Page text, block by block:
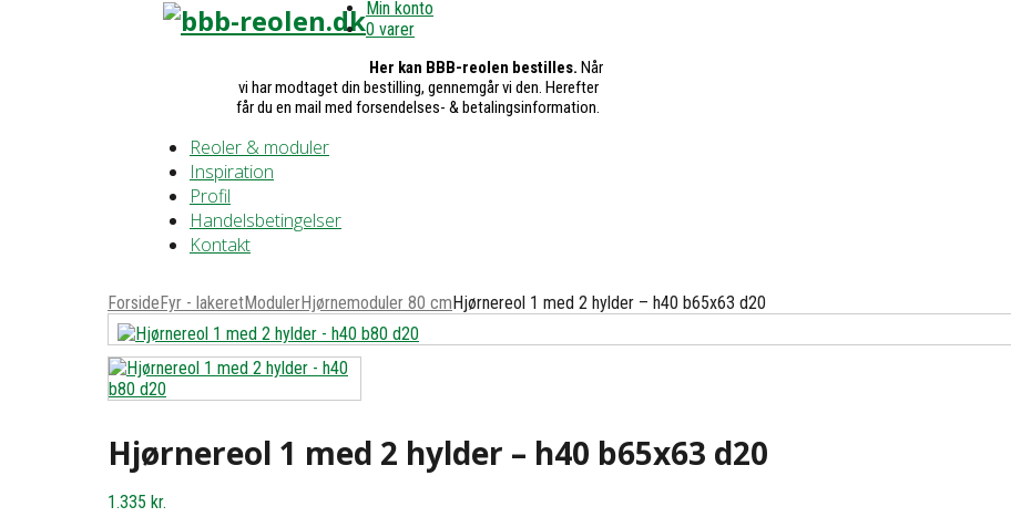
Min konto
0 varer
Her kan BBB-reolen bestilles. Når
vi har modtaget din bestilling, gennemgår vi den. Herefter
får du en mail med forsendelses- & betalingsinformation.
Reoler & moduler
Inspiration
Profil
Handelsbetingelser
Kontakt
ForsideFyr - lakeretModulerHjørnemoduler 80 cmHjørnereol 1 med 2 hylder – h40 b65x63 d20
Hjørnereol 1 med 2 hylder – h40 b65x63 d20
1.335 kr.